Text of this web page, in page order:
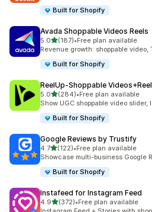
Built for Shopify
Avada Shoppable Videos Reels
5.0별 5개 중
(187)
총 리뷰 187개
•Free plan available
Revenue growth: shoppable video,
Built for Shopify
ReelUp‑Shoppable
5.0별 5개 중
(284)
총 리뷰 284개
•Free plan available
Show UGC shoppable video slider,
Built for Shopify
Google Reviews by Trustify
4.7별 5개 중
(122)
총 리뷰 122개
•Free plan available
Showcase multi-business Google
Built for Shopify
Instafeed for Instagram Feed
4.9별 5개 중
(372)
총 리뷰 372개
•Free plan available